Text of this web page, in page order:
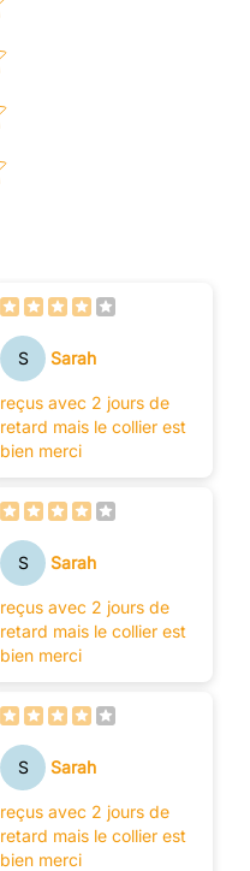
S Sarah
reçus avec 2 jours de
retard mais le collier est
bien merci
S Sarah
reçus avec 2 jours de
retard mais le collier est
bien merci
S Sarah
reçus avec 2 jours de
retard mais le collier est
bien merci